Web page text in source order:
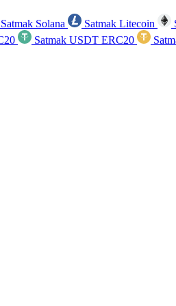
Satmak Solana Satmak Litecoin
Satmak USDT ERC20